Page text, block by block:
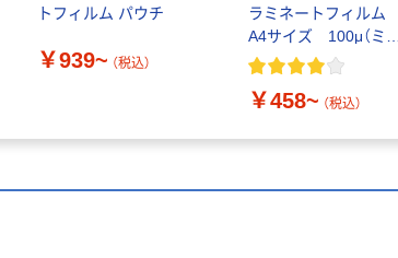
トフィルム パウチ
￥939~ （税込）
ラミネートフィルム
A4サイズ 100μ（ミク
ロン）
￥458~ （税込）